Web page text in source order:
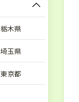
栃木県
埼玉県
東京都